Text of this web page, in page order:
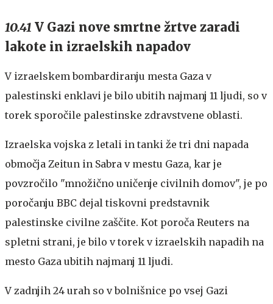
10.41 V Gazi nove smrtne žrtve zaradi
lakote in izraelskih napadov
V izraelskem bombardiranju mesta Gaza v
palestinski enklavi je bilo ubitih najmanj 11 ljudi, so v
torek sporočile palestinske zdravstvene oblasti.
Izraelska vojska z letali in tanki že tri dni napada
območja Zeitun in Sabra v mestu Gaza, kar je
povzročilo "množično uničenje civilnih domov", je po
poročanju BBC dejal tiskovni predstavnik
palestinske civilne zaščite. Kot poroča Reuters na
spletni strani, je bilo v torek v izraelskih napadih na
mesto Gaza ubitih najmanj 11 ljudi.
V zadnjih 24 urah so v bolnišnice po vsej Gazi